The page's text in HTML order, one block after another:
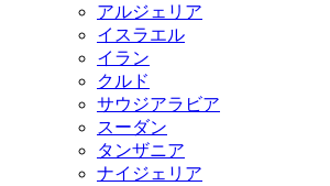
アルジェリア
イスラエル
イラン
クルド
サウジアラビア
スーダン
タンザニア
ナイジェリア